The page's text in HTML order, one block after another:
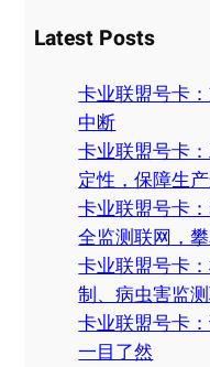
r
Latest Posts
卡业联盟号卡
中断
卡业联盟号卡
定性，保障生
卡业联盟号卡
全监测联网，
卡业联盟号卡
制、病虫害监
卡业联盟号卡
一目了然